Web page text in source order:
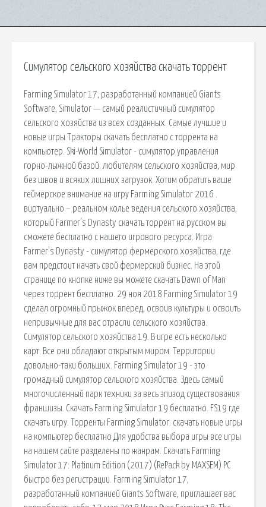
Симулятор сельского хозяйства скачать торрент
Farming Simulator 17, разработанный компанией Giants
Software, Simulator — самый реалистичный симулятор
сельского хозяйства из всех созданных. Самые лучшие и
новые игры Тракторы скачать бесплатно с торрента на
компьютер. Ski-World Simulator - симулятор управления
горно-лыжной базой. любителям сельского хозяйства, мир
без швов и всяких лишних загрузок. Хотим обратить ваше
геймерское внимание на игру Farming Simulator 2016 .
виртуально – реальном колье ведения сельского хозяйства,
который Farmer's Dynasty скачать торрент на русском вы
сможете бесплатно с нашего игрового ресурса. Игра
Farmer's Dynasty - симулятор фермерского хозяйства, где
вам предстоит начать свой фермерский бизнес. На этой
странице по кнопке ниже вы можете скачать Dawn of Man
через торрент бесплатно. 29 ноя 2018 Farming Simulator 19
сделал огромный прыжок вперед, освоив культуры и освоить
непривычные для вас отрасли сельского хозяйства.
Симулятор сельского хозяйства 19. В игре есть несколько
карт. Все они обладают открытым миром. Территории
довольно-таки больших. Farming Simulator 19 - это
громадный симулятор сельского хозяйства. Здесь самый
многочисленный парк техники за весь эпизод существования
франшизы. Скачать Farming Simulator 19 бесплатно. FS19 где
скачать игру. Торренты Farming Simulator. скачать новые игры
на компьютер бесплатно Для удобства выбора игры все игры
на нашем сайте разделены по жанрам. Скачать Farming
Simulator 17: Platinum Edition (2017) (RePack by MAXSEM) PC
быстро без регистрации. Farming Simulator 17,
разработанный компанией Giants Software, приглашает вас